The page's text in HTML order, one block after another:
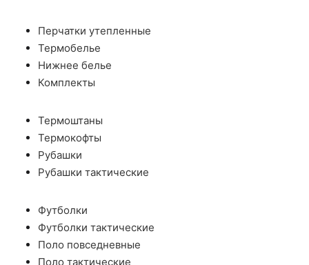
Перчатки утепленные
Термобелье
Нижнее белье
Комплекты
Термоштаны
Термокофты
Рубашки
Рубашки тактические
Футболки
Футболки тактические
Поло повседневные
Поло тактические